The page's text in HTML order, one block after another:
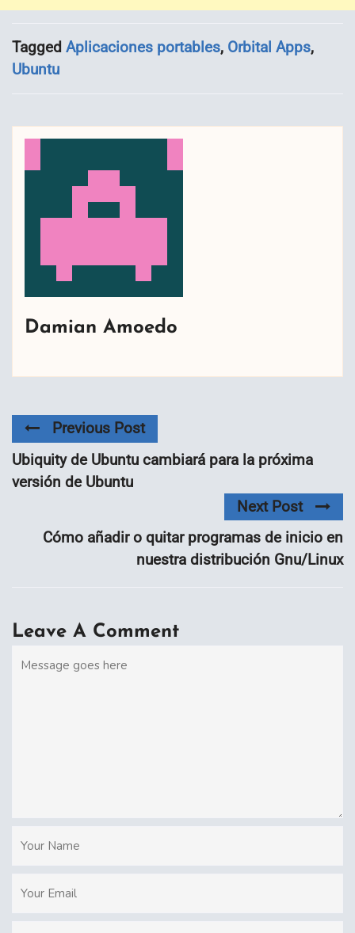
Tagged Aplicaciones portables, Orbital Apps,
Ubuntu
Damian Amoedo
Previous Post
Ubiquity de Ubuntu cambiará para la próxima
versión de Ubuntu
Next Post
Cómo añadir o quitar programas de inicio en
nuestra distribución Gnu/Linux
Leave A Comment